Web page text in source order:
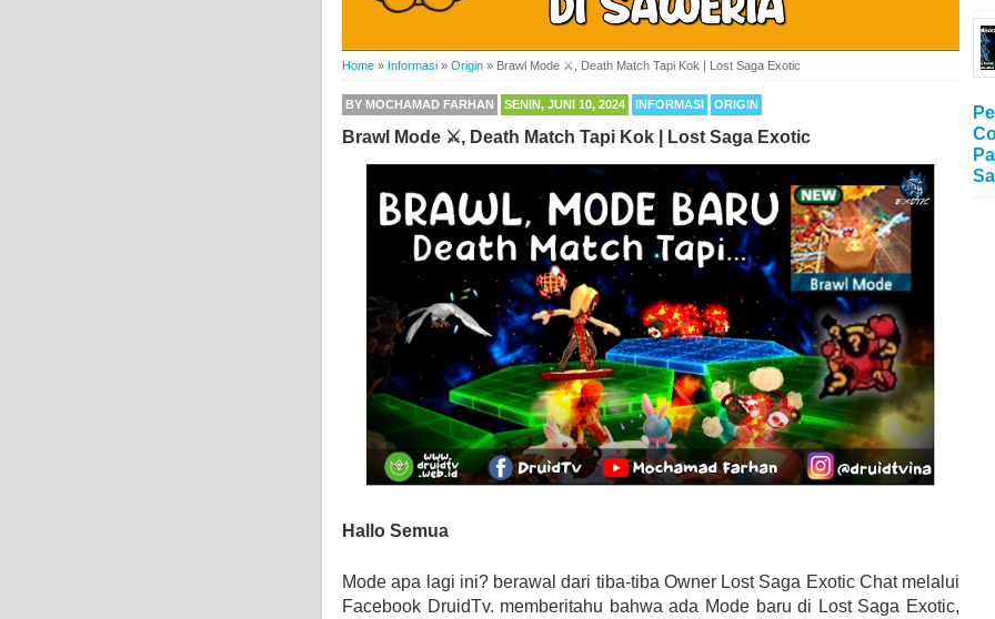
Home » Informasi » Origin » Brawl Mode ⚔, Death Match Tapi Kok | Lost Saga Exotic
BY MOCHAMAD FARHAN SENIN, JUNI 10, 2024 INFORMASI ORIGIN
Brawl Mode ⚔, Death Match Tapi Kok | Lost Saga Exotic
Hallo Semua
Mode apa lagi ini? berawal dari tiba-tiba Owner Lost Saga Exotic Chat melalui
Facebook DruidTv. memberitahu bahwa ada Mode baru di Lost Saga Exotic,